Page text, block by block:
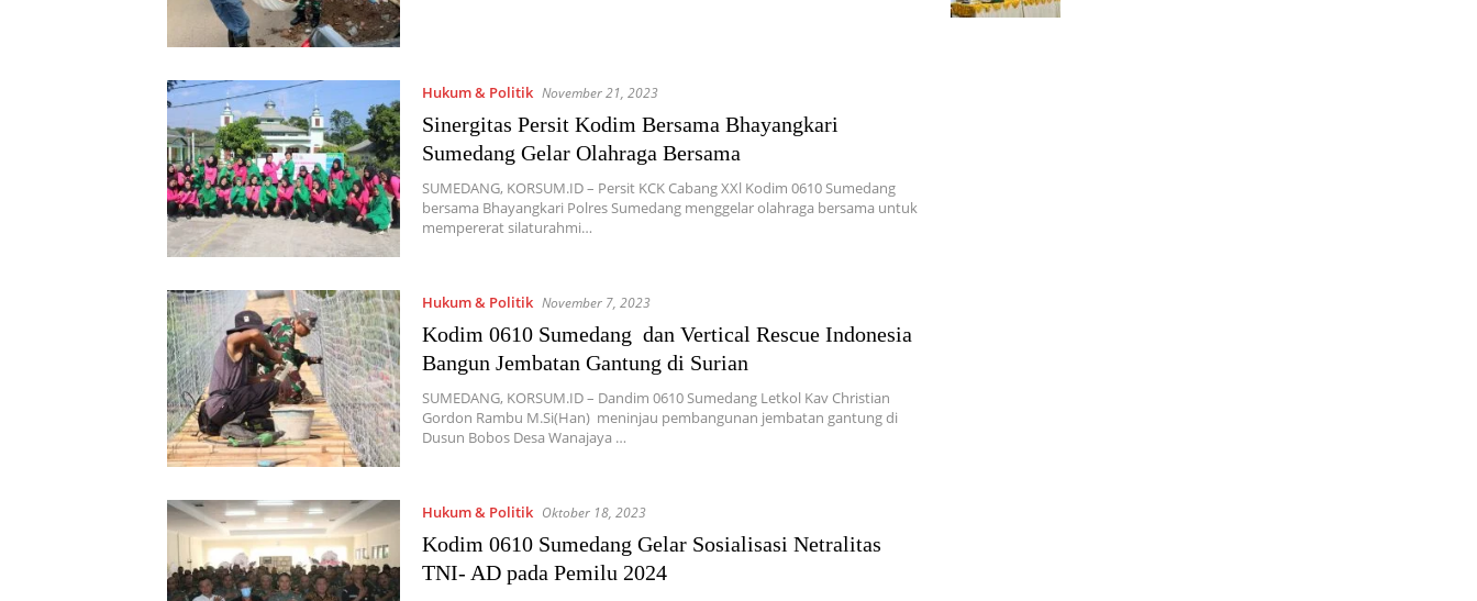
Hukum & Politik November 21, 2023
Sinergitas Persit Kodim Bersama Bhayangkari
Sumedang Gelar Olahraga Bersama
SUMEDANG, KORSUM.ID – Persit KCK Cabang XXl Kodim 0610 Sumedang
bersama Bhayangkari Polres Sumedang menggelar olahraga bersama untuk
mempererat silaturahmi…
Hukum & Politik November 7, 2023
Kodim 0610 Sumedang dan Vertical Rescue Indonesia
Bangun Jembatan Gantung di Surian
SUMEDANG, KORSUM.ID – Dandim 0610 Sumedang Letkol Kav Christian
Gordon Rambu M.Si(Han) meninjau pembangunan jembatan gantung di
Dusun Bobos Desa Wanajaya …
Hukum & Politik Oktober 18, 2023
Kodim 0610 Sumedang Gelar Sosialisasi Netralitas
TNI- AD pada Pemilu 2024